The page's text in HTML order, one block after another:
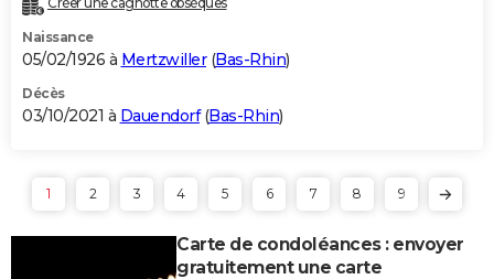
Naissance
05/02/1926 à Mertzwiller(Bas-Rhin)
Décès
03/10/2021 à Dauendorf(Bas-Rhin)
1 2 3 4 5 6 7 8 9
Carte de condoléances : envoyer
gratuitement une carte